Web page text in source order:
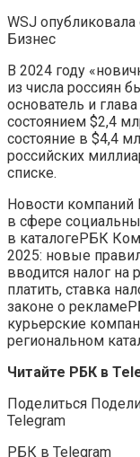
WSJ
Бизнес
В 2024 году
из числа россиян
основатель и
состоянием $2,4
состояние в $4,4
российских
списке.
Новости
в сфере
в каталогеРБК
2025: новые
вводится налог на
платить, ставка
законе о рекламе
курьерские
региональном
Читайте РБК в
Поделиться
Telegram
РБК в Telegram